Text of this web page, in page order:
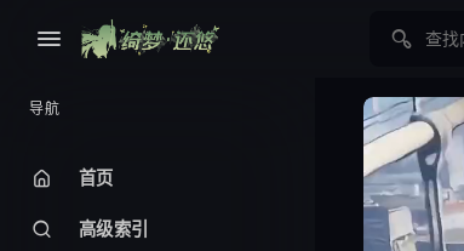
导航
首页
高级索引